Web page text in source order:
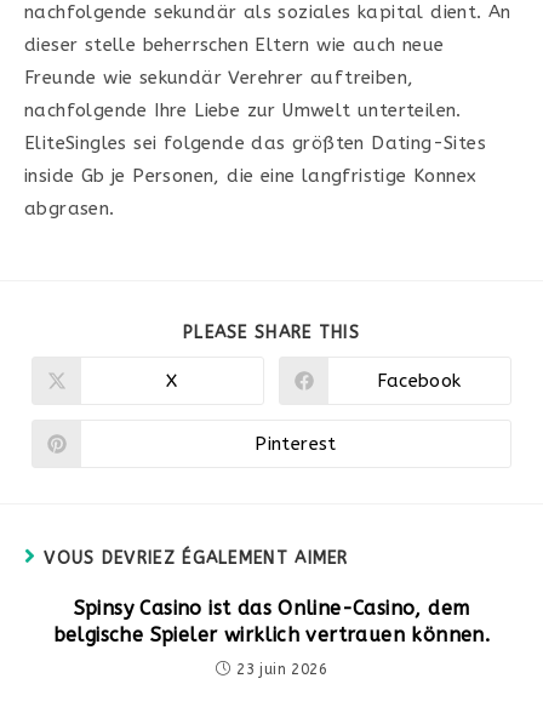
nachfolgende sekundär als soziales kapital dient. An
dieser stelle beherrschen Eltern wie auch neue
Freunde wie sekundär Verehrer auftreiben,
nachfolgende Ihre Liebe zur Umwelt unterteilen.
EliteSingles sei folgende das größten Dating-Sites
inside Gb je Personen, die eine langfristige Konnex
abgrasen.
PLEASE SHARE THIS
Ouvrir
X
Ouvrir
Facebook
Ouvrir
Pinterest
VOUS DEVRIEZ ÉGALEMENT AIMER
Spinsy Casino ist das Online-Casino, dem
belgische Spieler wirklich vertrauen können.
23 juin 2026